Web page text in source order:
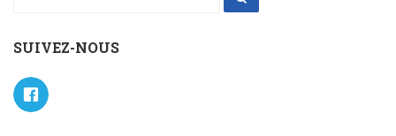
SUIVEZ-NOUS